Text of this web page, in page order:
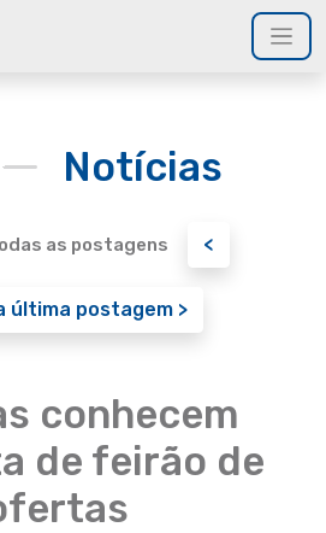
Notícias
as postagens <
última postagem >
conhecem
de feirão de